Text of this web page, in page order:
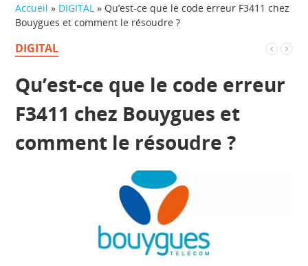
Accueil » DIGITAL » Qu’est-ce que le code erreur F3411 chez
Bouygues et comment le résoudre ?
DIGITAL
Qu’est-ce que le code erreur
F3411 chez Bouygues et
comment le résoudre ?